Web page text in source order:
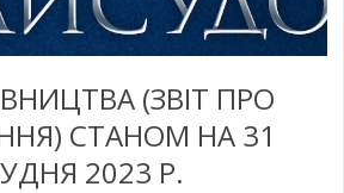
(ЗВІТ ПРО
СТАНОМ НА 31
2023 Р.